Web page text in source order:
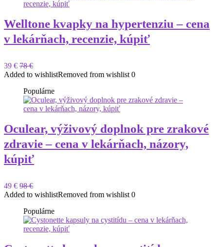
Welltone kvapky na hypertenziu – cena
v lekárňach, recenzie, kúpiť
39 € 78 €
Added to wishlistRemoved from wishlist 0
Populárne
Oculear, výživový doplnok pre zrakové
zdravie – cena v lekárňach, názory,
kúpiť
49 € 98 €
Added to wishlistRemoved from wishlist 0
Populárne